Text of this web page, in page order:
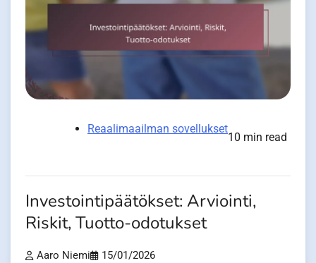
Reaalimaailman sovellukset
10 min read
Investointipäätökset: Arviointi,
Riskit, Tuotto-odotukset
Aaro Niemi 15/01/2026